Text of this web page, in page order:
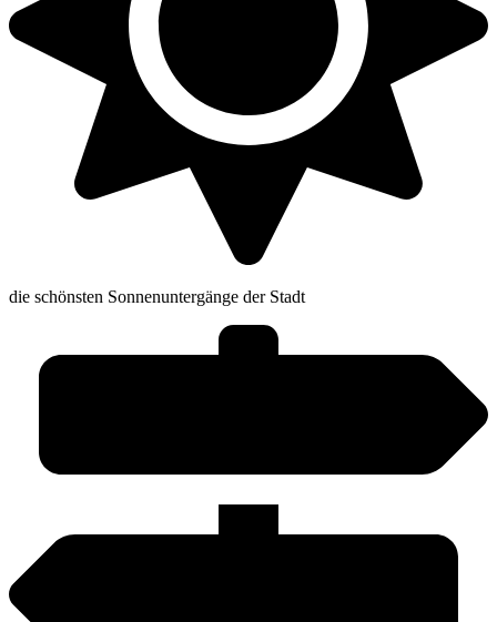
die schönsten Sonnenuntergänge der Stadt